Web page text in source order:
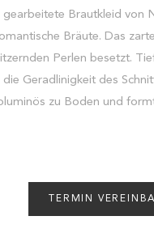
gearbeitete Brautkleid von
Bräute. Das
Perlen besetzt.
Geradlinigkeit des
zu Boden und
TERMIN